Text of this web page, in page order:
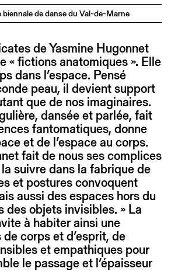
biennale de danse du Val-de-Marne
de Yasmine Hugonnet
« fictions anatomiques ». Elle
dans l’espace. Pensé
peau, il devient support
que de nos imaginaires.
dansée et parlée, fait
fantomatiques, donne
et de l’espace au corps.
fait de nous ses complices
suivre dans la fabrique de
et postures convoquent
aussi des espaces hors du
des objets invisibles. » La
à habiter ainsi une
corps et d’esprit, de
et empathiques pour
le passage et l’épaisseur